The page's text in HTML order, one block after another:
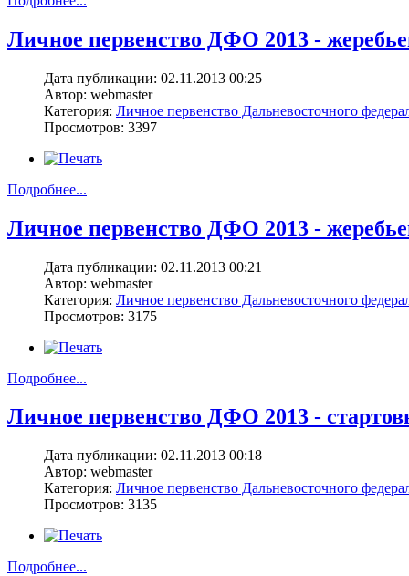
Личное первенство ДФО 2013 -
Дата публикации: 02.11.2013 00:25
Автор: webmaster
Категория: Личное первенство Дальневосточного
Просмотров: 3397
Подробнее...
Личное первенство ДФО 2013 -
Дата публикации: 02.11.2013 00:21
Автор: webmaster
Категория: Личное первенство Дальневосточного
Просмотров: 3175
Подробнее...
Личное первенство ДФО 2013 -
Дата публикации: 02.11.2013 00:18
Автор: webmaster
Категория: Личное первенство Дальневосточного
Просмотров: 3135
Подробнее...